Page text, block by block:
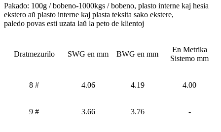
Pakado: 100g / bobeno-1000kgs / bobeno, plasto interne kaj hesia
ekstero aŭ plasto interne kaj plasta teksita sako ekstere,
paledo povas esti uzata laŭ la peto de klientoj
Dratmezurilo SWG en mm BWG en mm
En Metrika
Sistemo mm
8 # 4.06 4.19 4.00
9 # 3.66 3.76 -